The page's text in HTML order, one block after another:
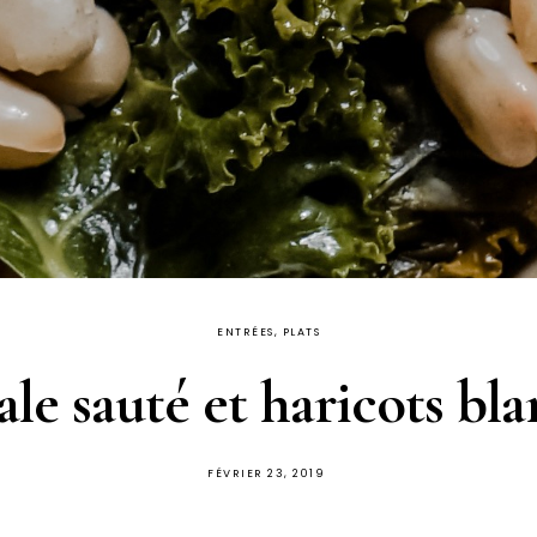
ENTRÉES, PLATS
sauté et haricots
PUBLIÉ
FÉVRIER 23, 2019